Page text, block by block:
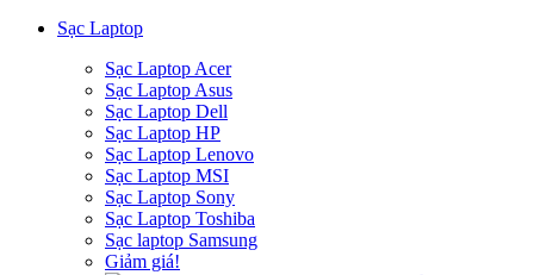
Sạc Laptop
Sạc Laptop Acer
Sạc Laptop Asus
Sạc Laptop Dell
Sạc Laptop HP
Sạc Laptop Lenovo
Sạc Laptop MSI
Sạc Laptop Sony
Sạc Laptop Toshiba
Sạc laptop Samsung
Giảm giá!